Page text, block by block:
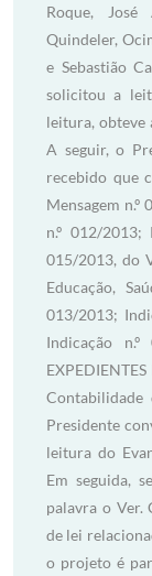
Roque,
Quindeler,
e Sebastião
solicitou a
leitura, obteve
A seguir, o
recebido que
Mensagem
n.º 012/2013;
015/2013, do
Educação,
013/2013;
Indicação
Presidente
leitura do
Em seguida,
palavra o Ver.
de lei
o projeto é